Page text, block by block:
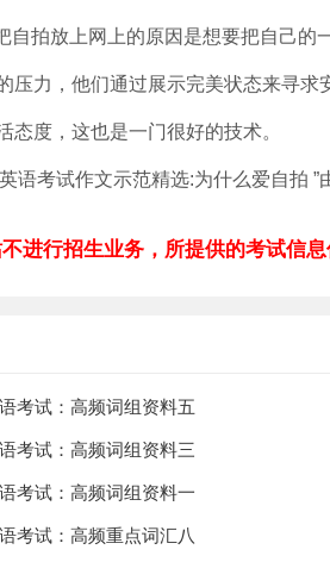
自拍放上网上的原因是想要把自己
压力，他们通过展示完美状态来寻
态度，这也是一门很好的技术。
英语考试作文示范精选:为什么爱自拍
进行招生业务，所提供的考试信
考试：高频词组资料五
考试：高频词组资料三
考试：高频词组资料一
考试：高频重点词汇八